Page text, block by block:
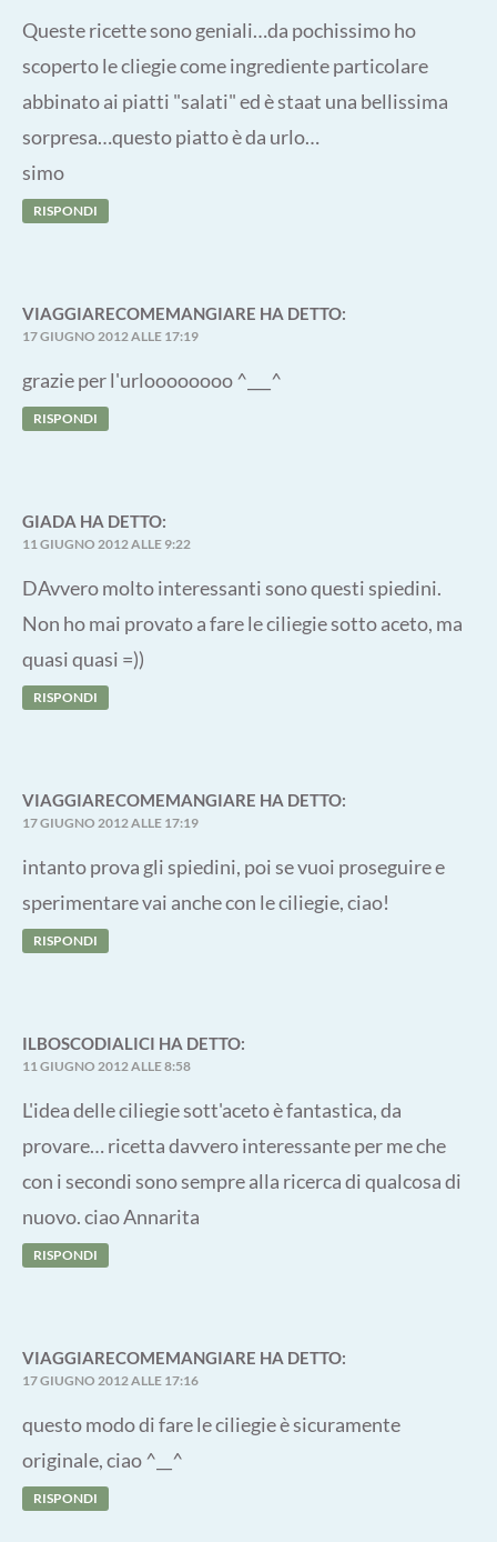
Queste ricette sono geniali…da pochissimo ho
scoperto le cliegie come ingrediente particolare
abbinato ai piatti "salati" ed è staat una bellissima
sorpresa…questo piatto è da urlo…
simo
RISPONDI
VIAGGIARECOMEMANGIARE HA DETTO:
17 GIUGNO 2012 ALLE 17:19
grazie per l'urloooooooo ^___^
RISPONDI
GIADA HA DETTO:
11 GIUGNO 2012 ALLE 9:22
DAvvero molto interessanti sono questi spiedini.
Non ho mai provato a fare le ciliegie sotto aceto, ma
quasi quasi =))
RISPONDI
VIAGGIARECOMEMANGIARE HA DETTO:
17 GIUGNO 2012 ALLE 17:19
intanto prova gli spiedini, poi se vuoi proseguire e
sperimentare vai anche con le ciliegie, ciao!
RISPONDI
ILBOSCODIALICI HA DETTO:
11 GIUGNO 2012 ALLE 8:58
L'idea delle ciliegie sott'aceto è fantastica, da
provare… ricetta davvero interessante per me che
con i secondi sono sempre alla ricerca di qualcosa di
nuovo. ciao Annarita
RISPONDI
VIAGGIARECOMEMANGIARE HA DETTO:
17 GIUGNO 2012 ALLE 17:16
questo modo di fare le ciliegie è sicuramente
originale, ciao ^__^
RISPONDI